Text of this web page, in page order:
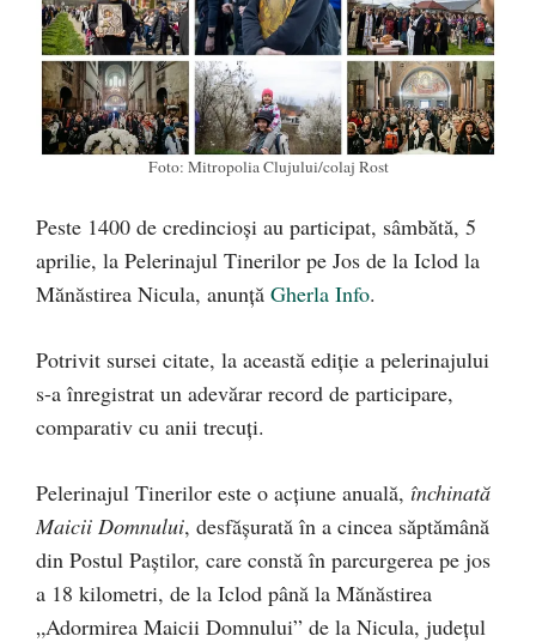
Foto: Mitropolia Clujului/colaj Rost
Peste 1400 de credincioși au participat, sâmbătă, 5
aprilie, la Pelerinajul Tinerilor pe Jos de la Iclod la
Mănăstirea Nicula, anunță Gherla Info.
Potrivit sursei citate, la această ediție a pelerinajului
s-a înregistrat un adevărar record de participare,
comparativ cu anii trecuți.
Pelerinajul Tinerilor este o acţiune anuală, închinată
Maicii Domnului, desfășurată în a cincea săptămână
din Postul Paștilor, care constă în parcurgerea pe jos
a 18 kilometri, de la Iclod până la Mănăstirea
„Adormirea Maicii Domnului” de la Nicula, judeţul